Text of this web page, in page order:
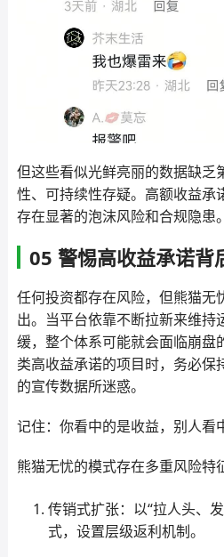
但这些看似光鲜亮丽的数据缺乏
性、可持续性存疑。高额收益承
存在显著的泡沫风险和合规隐患。
05 警惕高收益承诺背
任何投资都存在风险，但熊猫无
出。当平台依靠不断拉新来维持
缓，整个体系可能就会面临崩盘
类高收益承诺的项目时，务必保
的宣传数据所迷惑。
记住：你看中的是收益，别人看
熊猫无忧的模式存在多重风险特
传销式扩张：以“拉人头、
式，设置层级返利机制。